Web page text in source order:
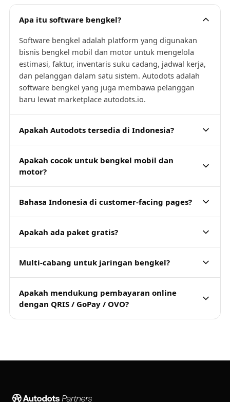
Apa itu software bengkel?
Software bengkel adalah platform yang digunakan
bisnis bengkel mobil dan motor untuk mengelola
estimasi, faktur, inventaris suku cadang, jadwal kerja,
dan pelanggan dalam satu sistem. Autodots adalah
software bengkel yang juga membawa pelanggan
baru lewat marketplace autodots.io.
Apakah Autodots tersedia di Indonesia?
Apakah cocok untuk bengkel mobil dan
motor?
Bahasa Indonesia di customer-facing pages?
Apakah ada paket gratis?
Multi-cabang untuk jaringan bengkel?
Apakah mendukung pembayaran online
dengan QRIS / GoPay / OVO?